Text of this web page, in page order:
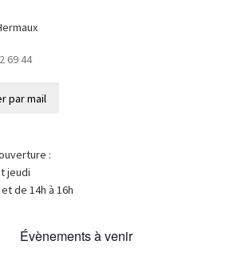
69 44
:
jeudi
de 14h à 16h
Évènements à venir